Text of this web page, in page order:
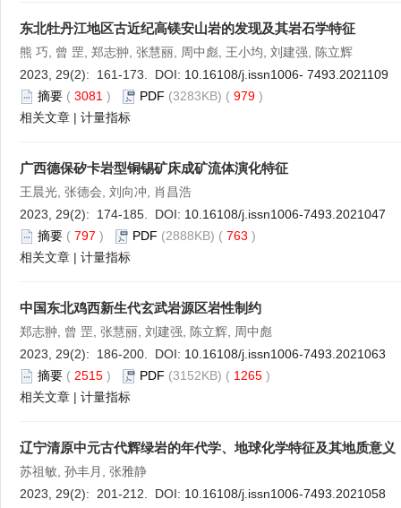
东北牡丹江地区古近纪高镁安山岩的发现及其岩石学特征
熊 巧, 曾 罡, 郑志翀, 张慧丽, 周中彪, 王小均, 刘建强, 陈立辉
2023, 29(2): 161-173. DOI: 10.16108/j.issn1006- 7493.2021109
摘要 ( 3081 ) PDF (3283KB) ( 979 )
相关文章 | 计量指标
广西德保矽卡岩型铜锡矿床成矿流体演化特征
王晨光, 张德会, 刘向冲, 肖昌浩
2023, 29(2): 174-185. DOI: 10.16108/j.issn1006-7493.2021047
摘要 ( 797 ) PDF (2888KB) ( 763 )
相关文章 | 计量指标
中国东北鸡西新生代玄武岩源区岩性制约
郑志翀, 曾 罡, 张慧丽, 刘建强, 陈立辉, 周中彪
2023, 29(2): 186-200. DOI: 10.16108/j.issn1006-7493.2021063
摘要 ( 2515 ) PDF (3152KB) ( 1265 )
相关文章 | 计量指标
辽宁清原中元古代辉绿岩的年代学、地球化学特征及其地质意义
苏祖敏, 孙丰月, 张雅静
2023, 29(2): 201-212. DOI: 10.16108/j.issn1006-7493.2021058